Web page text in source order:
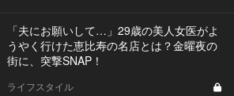
「夫にお願いして…」29歳の美人女医がよ
うやく行けた恵比寿の名店とは？金曜夜の
街に、突撃SNAP！
ライフスタイル